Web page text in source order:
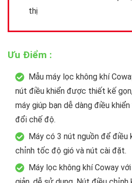
thị
Ưu Điểm :
Mẫu máy lọc không khí
nút điều khiển được thiết kế
máy giúp bạn dễ dàng điều
đổi chế độ.
Máy có 3 nút nguồn để điều
chỉnh tốc độ gió và nút cài đặt.
Máy lọc không khí Coway